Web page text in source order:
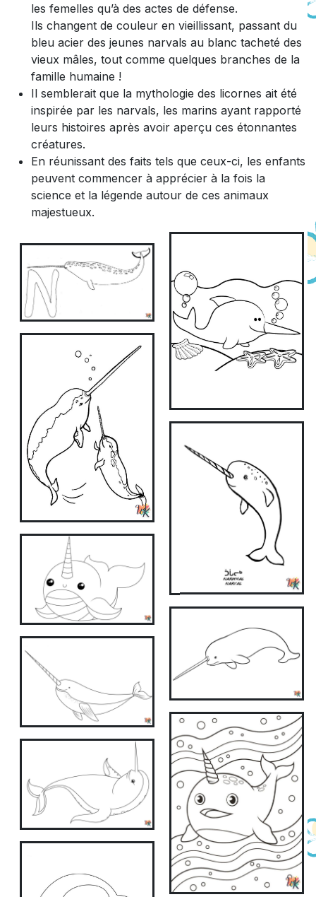
les femelles qu’à des actes de défense.
Ils changent de couleur en vieillissant, passant du
bleu acier des jeunes narvals au blanc tacheté des
vieux mâles, tout comme quelques branches de la
famille humaine !
Il semblerait que la mythologie des licornes ait été
inspirée par les narvals, les marins ayant rapporté
leurs histoires après avoir aperçu ces étonnantes
créatures.
En réunissant des faits tels que ceux-ci, les enfants
peuvent commencer à apprécier à la fois la
science et la légende autour de ces animaux
majestueux.